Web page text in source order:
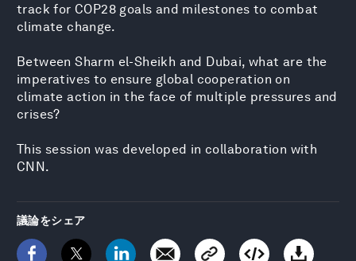
track for COP28 goals and milestones to combat
climate change.
Between Sharm el-Sheikh and Dubai, what are the
imperatives to ensure global cooperation on
climate action in the face of multiple pressures and
crises?
This session was developed in collaboration with
CNN.
議論をシェア